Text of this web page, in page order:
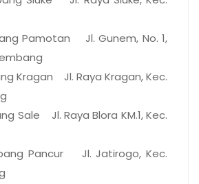
Pamotan Jl. Gunem, No. 1,
Kragan Jl. Raya Kragan, Kec.
Sale Jl. Raya Blora KM.1, Kec.
Pancur Jl. Jatirogo, Kec.